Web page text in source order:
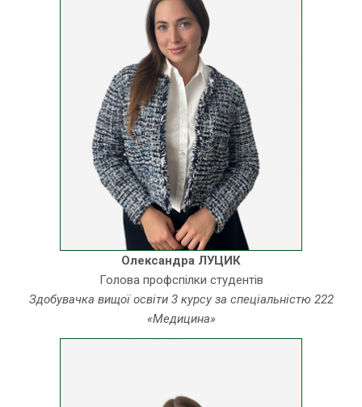
Олександра ЛУЦИК
Голова профспілки студентів
Здобувачка вищої освіти 3 курсу за спеціальністю 222
«Медицина»